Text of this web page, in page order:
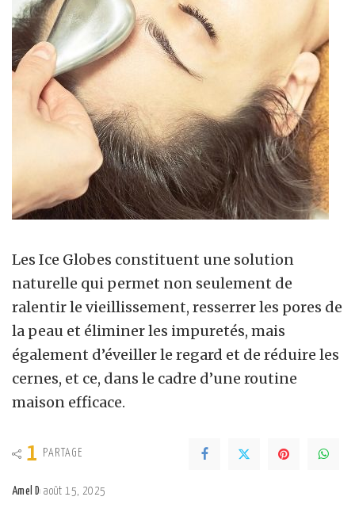
Les Ice Globes constituent une solution
naturelle qui permet non seulement de
ralentir le vieillissement, resserrer les pores de
la peau et éliminer les impuretés, mais
également d’éveiller le regard et de réduire les
cernes, et ce, dans le cadre d’une routine
maison efficace.
1 PARTAGE
Amel D août 15, 2025